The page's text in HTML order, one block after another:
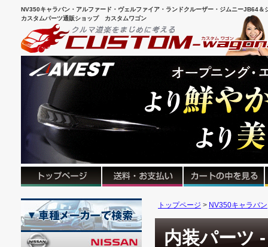
NV350キャラバン・アルファード・ヴェルファイア・ランドクルーザー・ジムニーJB64
カスタムパーツ通販ショップ カスタムワゴン
トップページ NV350キャラバン
内装パーツ